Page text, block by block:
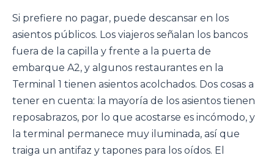
Si prefiere no pagar, puede descansar en los
asientos públicos. Los viajeros señalan los bancos
fuera de la capilla y frente a la puerta de
embarque A2, y algunos restaurantes en la
Terminal 1 tienen asientos acolchados. Dos cosas a
tener en cuenta: la mayoría de los asientos tienen
reposabrazos, por lo que acostarse es incómodo, y
la terminal permanece muy iluminada, así que
traiga un antifaz y tapones para los oídos. El